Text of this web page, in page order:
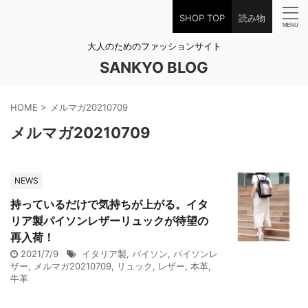
SHOP TOP 読み物
大人のためのファッションサイト
SANKYO BLOG
HOME > メルマガ20210709
メルマガ20210709
NEWS
持っているだけで気持ちが上がる。イタ
リア製パイソンレザーリュックが待望の
再入荷！
2021/7/9 イタリア製, パイソン, パイソンレ
ザー, メルマガ20210709, リュック, レザー, 本革,
牛革